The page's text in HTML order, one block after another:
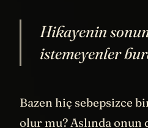
Hikayenin
Bazen hiç sebepsizce